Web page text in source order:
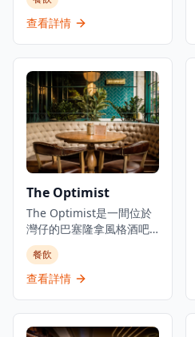
壽司、鐵板燒、爐端燒的
日式餐飲概念。環境優美
以優質食材呈獻高級日式
料理，提供卓越的無菜單
料理體驗。主要菜單包括
三和敘御膳系列，如香煎
法國鴨肝伴美國安格斯牛
柳御膳（HK$268起）、燒
西京味噌銀鱈魚御膳
理。結合高級料理與聚會
元素，三和敘致力於為客
人提供頂級的日式用餐體
驗。
查看詳情
The Optimist
The Optimist是一間位於
灣仔的巴塞隆拿風格酒吧
及西班牙烤肉餐廳，佔地
三層，提供正宗慷慨的西
班牙北部用餐體驗。餐廳
食，採用免服務費經營模
餐飲
查看詳情